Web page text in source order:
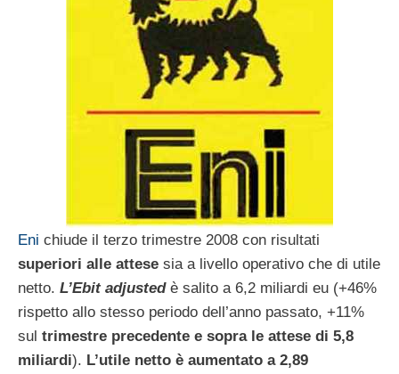
Eni chiude il terzo trimestre 2008 con risultati
superiori alle attese sia a livello operativo che di utile
netto. L’Ebit adjusted è salito a 6,2 miliardi eu (+46%
rispetto allo stesso periodo dell’anno passato, +11%
sul trimestre precedente e sopra le attese di 5,8
miliardi). L’utile netto è aumentato a 2,89